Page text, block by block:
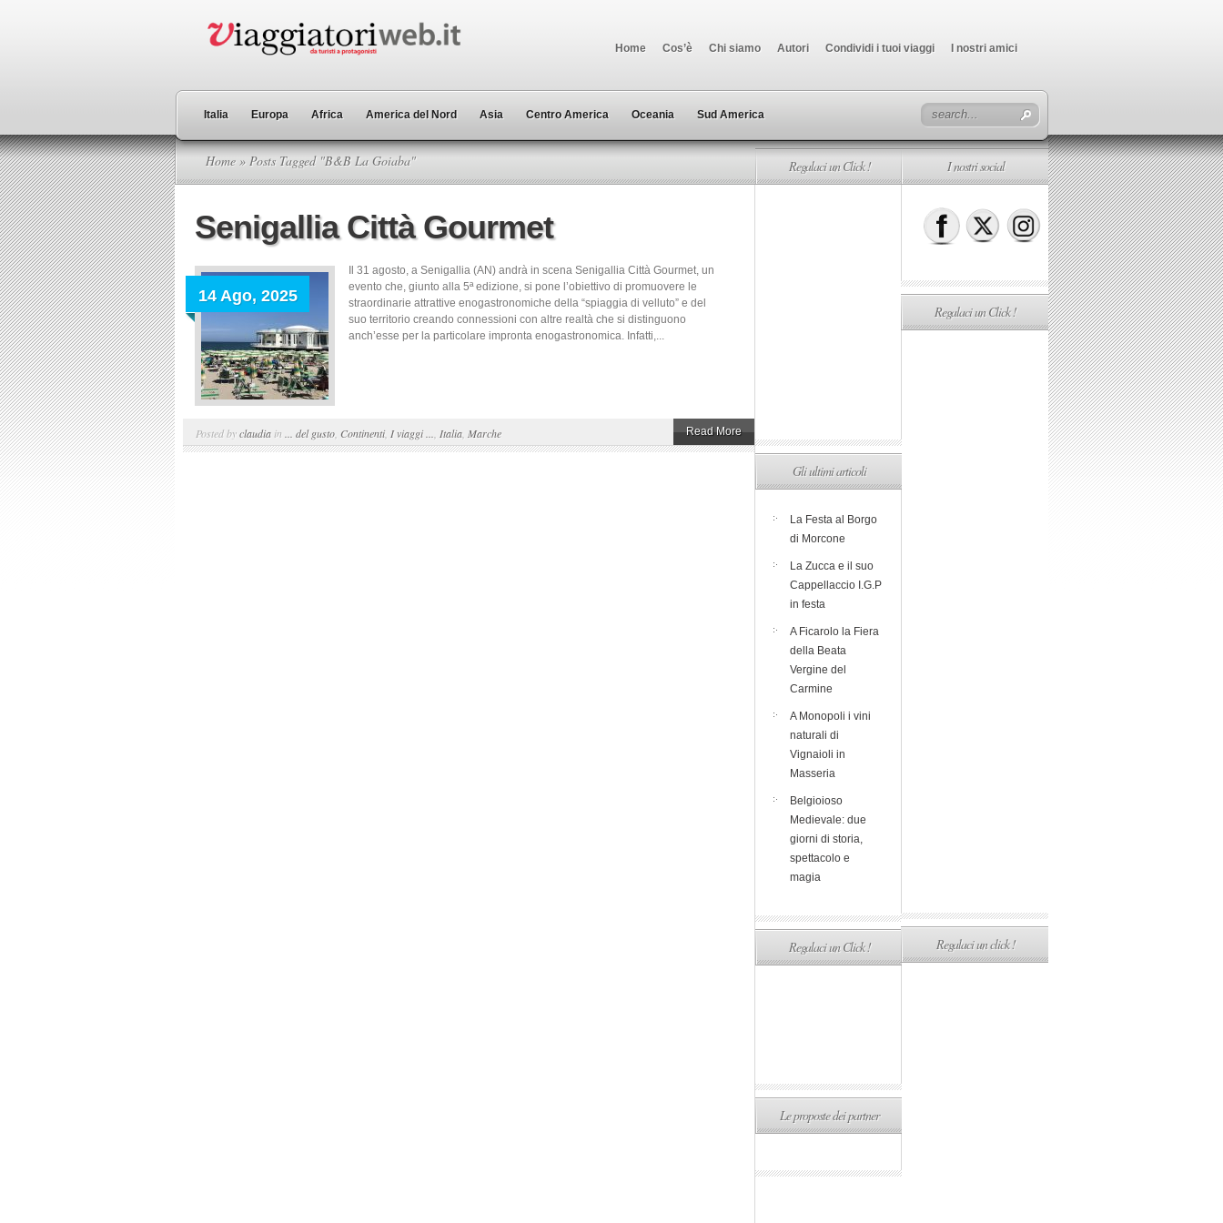
Home Cos’è Chi siamo Autori Condividi i tuoi viaggi I nostri amici
Italia Europa Africa America del Nord Asia Centro America Oceania Sud America
Home » Posts Tagged "B&B La Goiaba"
Senigallia Città Gourmet
14 Ago, 2025
Il 31 agosto, a Senigallia (AN) andrà in scena Senigallia Città Gourmet, un
evento che, giunto alla 5ª edizione, si pone l’obiettivo di promuovere le
straordinarie attrattive enogastronomiche della “spiaggia di velluto” e del
suo territorio creando connessioni con altre realtà che si distinguono
anch’esse per la particolare impronta enogastronomica. Infatti,...
Posted byclaudia in ... del gusto Continenti, I viaggi ... Italia Marche Read More
Regalaci un Click !
Gli ultimi articoli
La Festa al Borgo
di Morcone
La Zucca e il suo
Cappellaccio I.G.P
in festa
A Ficarolo la Fiera
della Beata
Vergine del
Carmine
A Monopoli i vini
naturali di
Vignaioli in
Masseria
Belgioioso
Medievale: due
giorni di storia,
spettacolo e
magia
Regalaci un Click !
Le proposte dei partner
I nostri social
Regalaci un Click !
Regalaci un click !